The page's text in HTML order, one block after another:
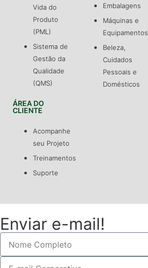
Vida do
Produto
(PML)
Sistema de
Gestão da
Qualidade
(QMS)
Embalagens
Máquinas e
Equipamentos
Beleza,
Cuidados
Pessoais e
Domésticos
ÁREA DO
CLIENTE
Acompanhe
seu Projeto
Treinamentos
Suporte
Enviar e-mail!